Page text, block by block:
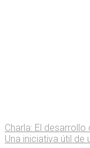
Charla: El
Una iniciativa útil